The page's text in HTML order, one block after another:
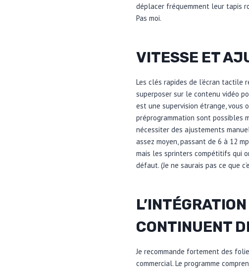
déplacer fréquemment leur tapis
Pas moi.
VITESSE ET
Les clés rapides de l’écran tactile
superposer sur le contenu vidéo
est une supervision étrange, vous
préprogrammation sont possibles
nécessiter des ajustements
assez moyen, passant de 6 à 12
mais les sprinters compétitifs qui
défaut. (Je ne saurais pas ce que
CONTINUENT
Je recommande fortement des
commercial. Le programme